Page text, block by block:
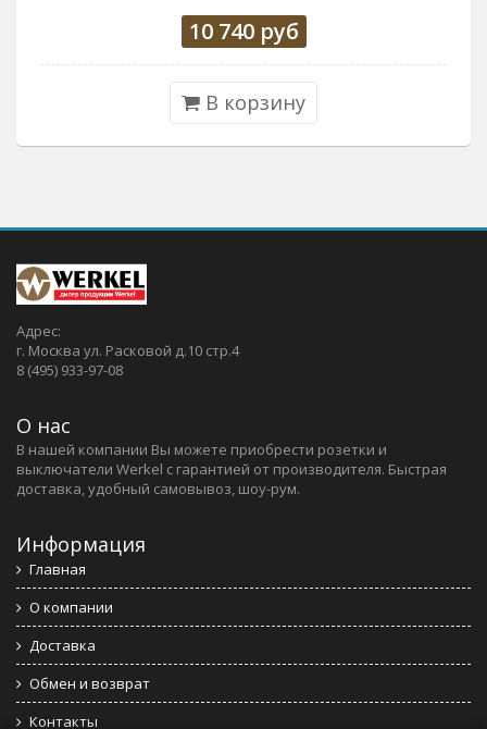
10 740руб
В корзину
Адрес:
г. Москва ул. Расковой д.10 стр.4
8 (495) 933-97-08
О нас
В нашей компании Вы можете приобрести розетки и
выключатели Werkel c гарантией от производителя. Быстрая
доставка, удобный самовывоз, шоу-рум.
Информация
Главная
О компании
Доставка
Обмен и возврат
Контакты